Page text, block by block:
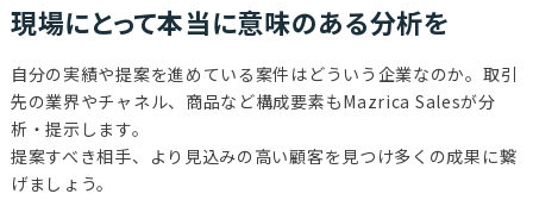
現場にとって本当に意味のある分析を
自分の実績や提案を進めている案件はどういう企業なのか。取引
先の業界やチャネル、商品など構成要素もMazrica Salesが分
析・提示します。
提案すべき相手、より見込みの高い顧客を見つけ多くの成果に繋
げましょう。